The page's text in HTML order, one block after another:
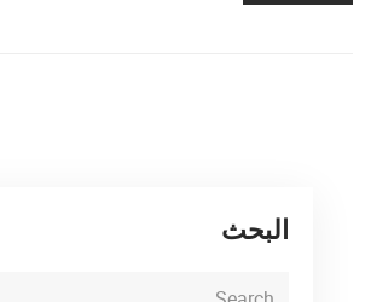
البحث